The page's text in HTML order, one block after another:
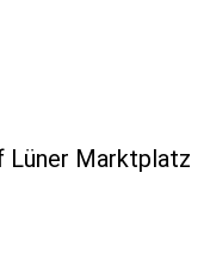
Lüner Marktplatz